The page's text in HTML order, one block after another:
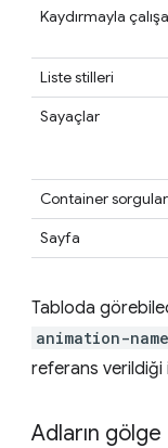
Kaydırmayla
Liste stilleri
Sayaçlar
Container
Sayfa
Tabloda
animation-name
referans verildiği
Adların